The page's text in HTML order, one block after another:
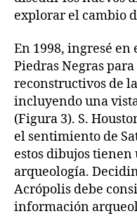
explorar el cambio
En 1998, ingresé
Piedras Negras
reconstructivos de
incluyendo una
(Figura 3). S.
el sentimiento de
estos dibujos
arqueología.
Acrópolis debe
información